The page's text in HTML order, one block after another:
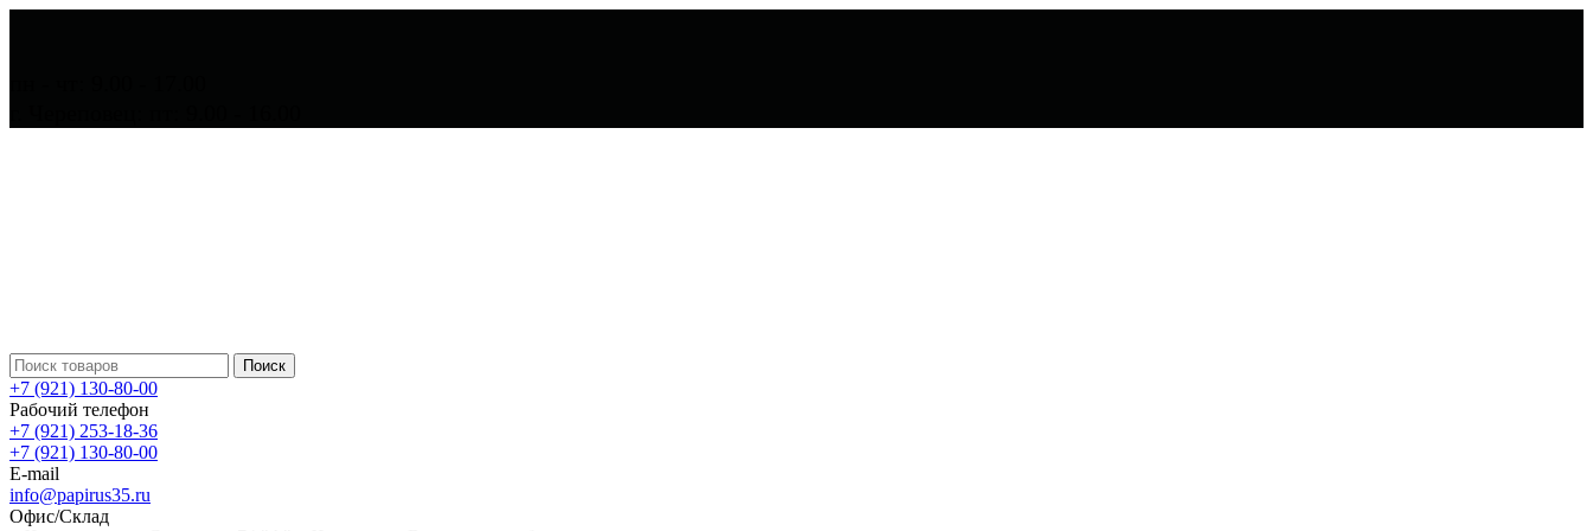
Поиск
+7 (921) 130-80-00
Рабочий телефон
+7 (921) 253-18-36
+7 (921) 130-80-00
E-mail
info@papirus35.ru
Офис/Склад